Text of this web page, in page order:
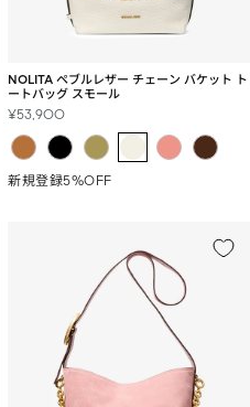
NOLITA ペブルレザー チェーン バケット ト
ートバッグ スモール
セ
ー
ル
格
¥53,900
新規登録5%OFF